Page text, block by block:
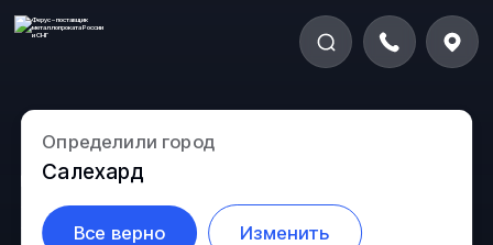
Определили город
Салехард
Все верно Изменить
Двутавровая балка (Н-
профиль) в Салехарде